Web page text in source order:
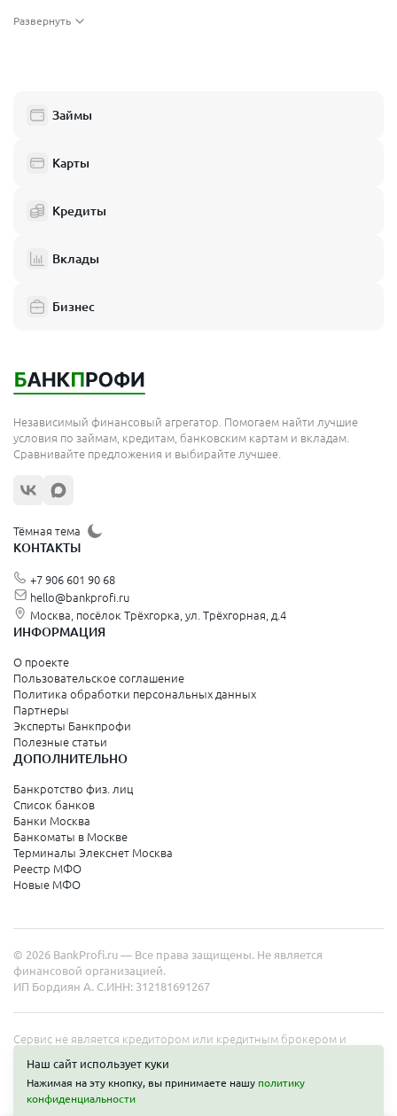
Списание займов в Смарт Займ
Списание займов в Финлайнер
Списание займов в Быстроденьги
Развернуть
Займы
Карты
Кредиты
Вклады
Бизнес
Независимый финансовый агрегатор. Помогаем найти лучшие
условия по займам, кредитам, банковским картам и вкладам.
Сравнивайте предложения и выбирайте лучшее.
Тёмная тема
КОНТАКТЫ
+7 906 601 90 68
hello@bankprofi.ru
Москва, посёлок Трёхгорка, ул. Трёхгорная, д.4
ИНФОРМАЦИЯ
О проекте
Пользовательское соглашение
Политика обработки персональных данных
Партнеры
Эксперты Банкпрофи
Полезные статьи
ДОПОЛНИТЕЛЬНО
Банкротство физ. лиц
Список банков
Банки Москва
Банкоматы в Москве
Терминалы Элекснет Москва
Реестр МФО
Новые МФО
© 2026 BankProfi.ru — Все права защищены. Не является
финансовой организацией.
ИП Бордиян А. С.ИНН: 312181691267
Сервис не является кредитором или кредитным брокером и
на сайте не является публичной офертой. Полные условия услуг
уточняйте на сайте организаций.
Наш сайт использует куки
Нажимая на эту кнопку, вы принимаете нашу политику
конфиденциальности